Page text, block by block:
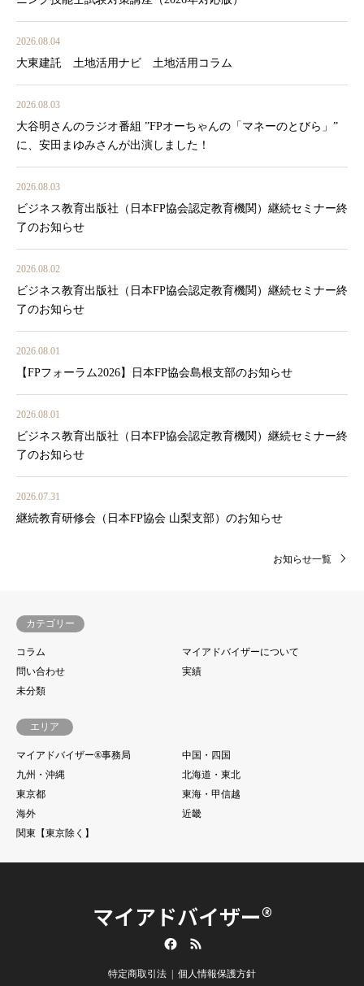
2026.08.04
大東建託 土地活用ナビ 土地活用コラム
2026.08.03
大谷明さんのラジオ番組 ”FPオーちゃんの「マネーのとびら」”
に、安田まゆみさんが出演しました！
2026.08.03
ビジネス教育出版社（日本FP協会認定教育機関）継続セミナー終
了のお知らせ
2026.08.02
ビジネス教育出版社（日本FP協会認定教育機関）継続セミナー終
了のお知らせ
2026.08.01
【FPフォーラム2026】日本FP協会島根支部のお知らせ
2026.08.01
ビジネス教育出版社（日本FP協会認定教育機関）継続セミナー終
了のお知らせ
2026.07.31
継続教育研修会（日本FP協会 山梨支部）のお知らせ
お知らせ一覧
カテゴリー
コラム
マイアドバイザーについて
問い合わせ
実績
未分類
エリア
マイアドバイザー®事務局
中国・四国
九州・沖縄
北海道・東北
東京都
東海・甲信越
海外
近畿
関東【東京除く】
マイアドバイザー®
特定商取引法 個人情報保護方針